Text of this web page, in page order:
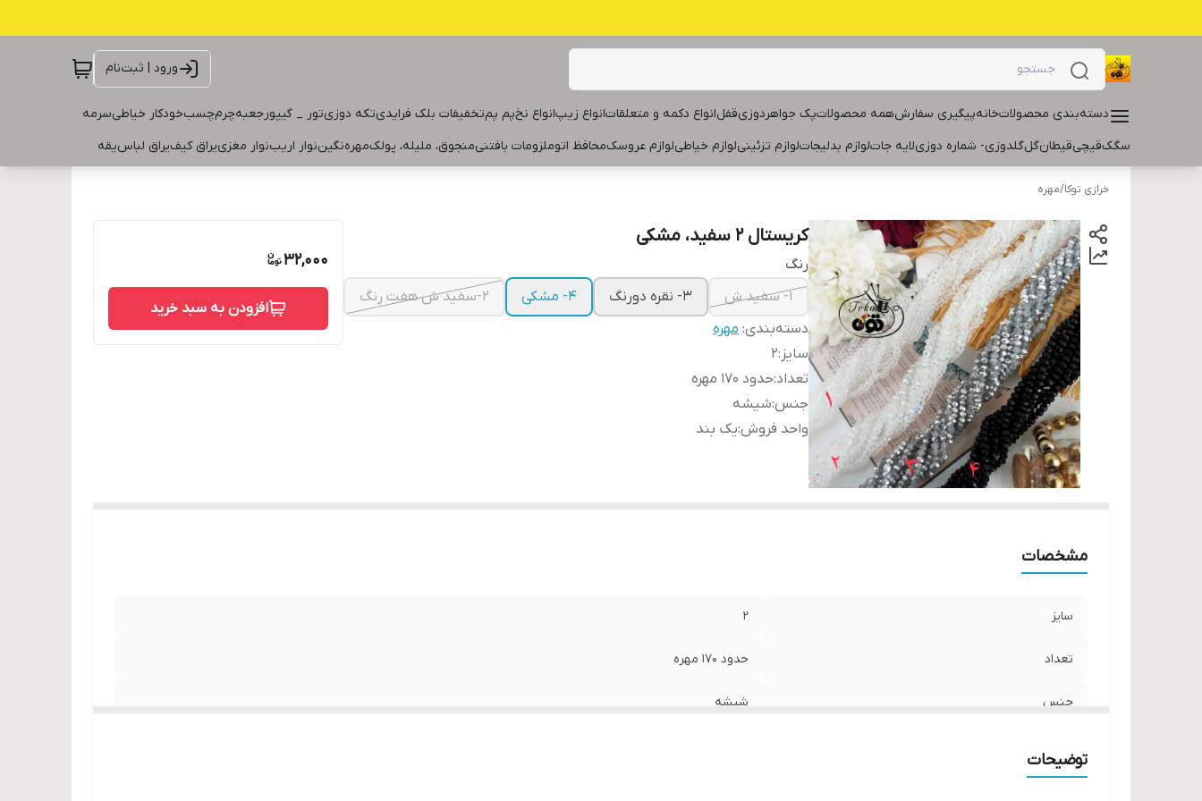
ورود | ثبت‌نام
دسته‌بندی محصولاتخانهپیگیری سفارشهمه محصولاتپک جواهردوزیقفلانواع دکمه و متعلقاتانواع زیپانواع نخپم پمتخفیفات بلک فرایدیتکه دوزیتور _ گیپورجعبهچرمچسبخودکار خیاطیسرمه
سگکقیچیقیطانگلگلدوزی- شماره دوزیلایه جاتلوازم بدلیجاتلوازم تزئینیلوازم خیاطیلوازم عروسکمحافظ اتوملزومات بافتنیمنجوق، ملیله، پولکمهرهنگیننوار اریبنوار مغزییراق کیفیراق لباسیقه
خرازی توکا/مهره
کریستال ۲ سفید، مشکی
رنگ
۱- سفید ش
۳- نقره دورنگ ۴- مشکی
۲-سفید ش هفت رنگ
دسته‌بندی: مهره
سایز :۲
تعداد:حدود ۱۷۰ مهره
جنس:شیشه
واحد فروش:یک بند
32,000
افزودن به سبد خرید
مشخصات
سایز ۲
تعداد حدود ۱۷۰ مهره
جنس شیشه
توضیحات